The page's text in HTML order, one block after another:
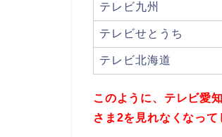
テレビ九州
テレビせとうち
テレビ北海道
このように、テレビ愛
さま2を見れなくなって